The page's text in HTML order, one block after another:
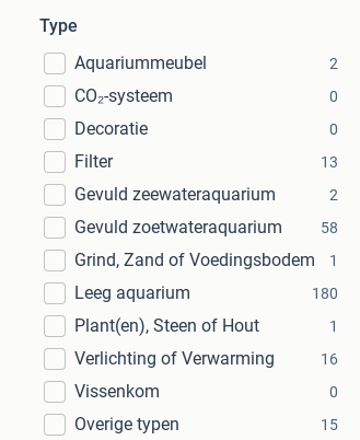
Type
Aquariummeubel
2
CO₂-systeem 0
Decoratie 0
Filter 13
Gevuld zeewateraquarium 2
Gevuld zoetwateraquarium 58
Grind, Zand of Voedingsbodem 1
Leeg aquarium 180
Plant(en), Steen of Hout 1
Verlichting of Verwarming 16
Vissenkom 0
Overige typen 15